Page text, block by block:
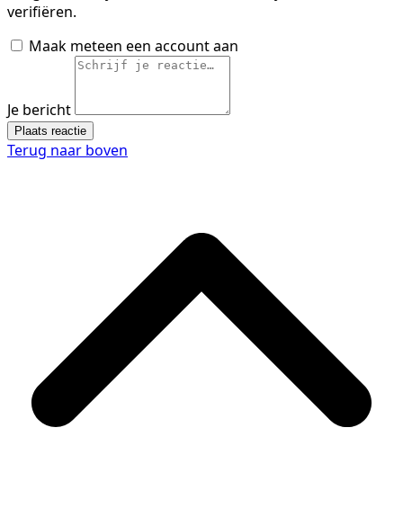
verifiëren.
Maak meteen een account aan
Je bericht
Plaats reactie
Terug naar boven